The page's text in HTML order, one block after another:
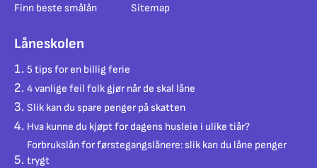
Finn beste smålån
Sitemap
Låneskolen
5 tips for en billig ferie
4 vanlige feil folk gjør når de skal låne
Slik kan du spare penger på skatten
Hva kunne du kjøpt for dagens husleie i ulike tiår?
Forbrukslån for førstegangslånere: slik kan du låne penger
trygt